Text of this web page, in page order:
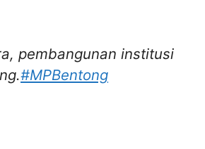
pembangunan institusi
#MPBentong